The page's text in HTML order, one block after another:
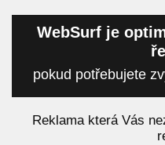
WebSurf je
pokud potřebujete
Reklama která Vás